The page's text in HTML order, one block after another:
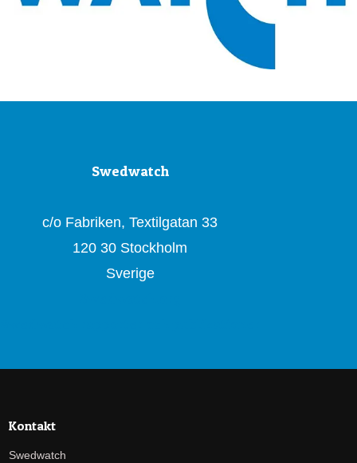
Swedwatch
c/o Fabriken, Textilgatan 33
120 30 Stockholm
Sverige